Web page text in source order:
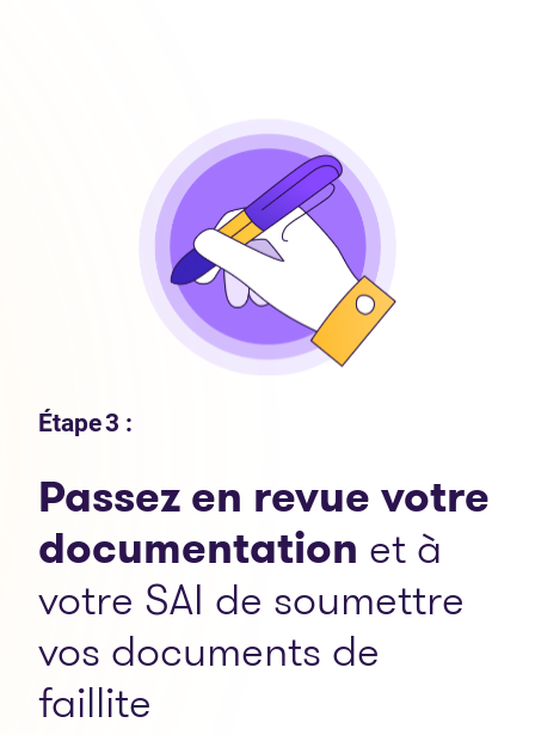
Étape 3 :
Passez en revue votre
documentation et à
votre SAI de soumettre
vos documents de
faillite